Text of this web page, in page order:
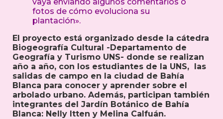
fotos de cómo evoluciona su
plantación».
El proyecto está organizado desde la cátedra
Biogeografía Cultural -Departamento de
Geografía y Turismo UNS- donde se realizan
año a año, con los estudiantes de la UNS, las
salidas de campo en la ciudad de Bahía
Blanca para conocer y aprender sobre el
arbolado urbano. Además, participan también
integrantes del Jardín Botánico de Bahía
Blanca: Nelly Itten y Melina Calfuán.